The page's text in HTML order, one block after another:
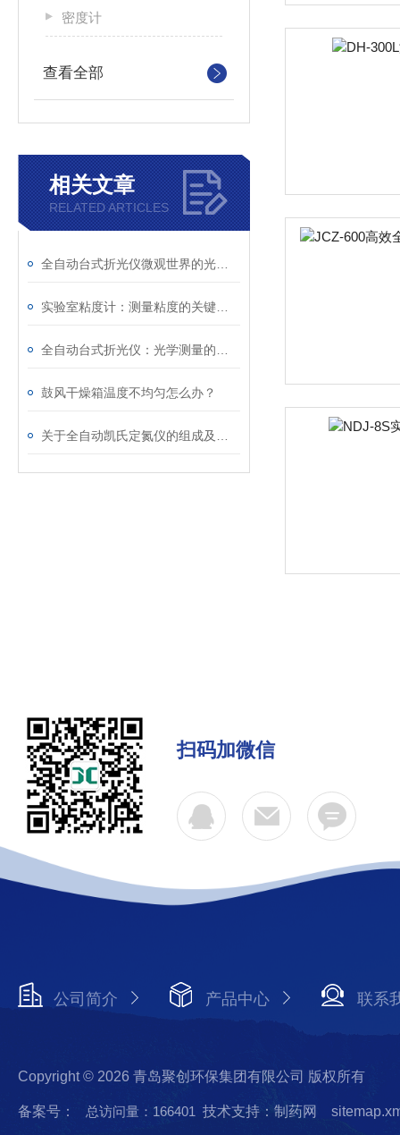
密度计
查看全部
相关文章
RELATED ARTICLES
鼓风干燥箱温度不均匀怎么办？
扫码加微信
公司简介 产品中心 联系
Copyright © 2026 青岛聚创环保集团有限公司 版权所有
备案号： 总访问量：166401 技术支持：制药网